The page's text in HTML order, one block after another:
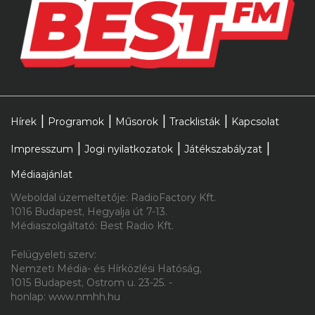
2026.08.06. 10:00
Hírek Programok Műsorok Tracklisták Kapcsolat
Impresszum Jogi nyilatkozatok
Játékszabályzat
Médiaajánlat
Weboldal üzemeltetője: RadioFactory Kft.
1016 Budapest, Hegyalja út 7-13.
Médiaszolgáltató: Best Radio Kft.
Felügyeleti szerv:
Nemzeti Média- és Hírközlési Hatóság,
1015 Budapest, Ostrom u. 23-25. -
honlap: www.nmhh.hu